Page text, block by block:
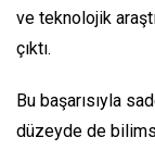
ve teknolojik
çıktı.
Bu başarısıyla
düzeyde de